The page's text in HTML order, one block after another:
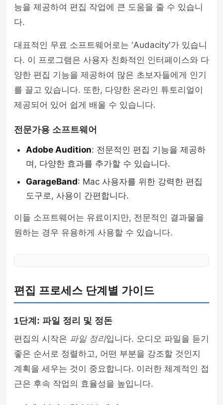
능을 제공하여 편집 작업에 큰 도움을 줄 수 있습니
다.
대표적인 무료 소프트웨어로는 'Audacity'가 있습니
다. 이 프로그램은 사용자 친화적인 인터페이스와 다
양한 편집 기능을 제공하여 많은 초보자들에게 인기
를 끌고 있습니다. 또한, 다양한 온라인 튜토리얼이
제공되어 있어 쉽게 배울 수 있습니다.
전문가용 소프트웨어
Adobe Audition: 전문적인 편집 기능을 제공하
며, 다양한 효과를 추가할 수 있습니다.
GarageBand: Mac 사용자를 위한 강력한 편집
도구로, 사용이 간편합니다.
이들 소프트웨어는 유료이지만, 전문적인 결과물을
원하는 경우 유용하게 사용할 수 있습니다.
편집 프로세스 단계별 가이드
1단계: 파일 정리 및 정돈
편집의 시작은 파일 정리입니다. 오디오 파일을 듣기
좋은 순서로 정렬하고, 어떤 부분을 강조할 것인지
계획을 세우는 것이 중요합니다. 이러한 체계적인 접
근은 후속 작업의 효율성을 높입니다.